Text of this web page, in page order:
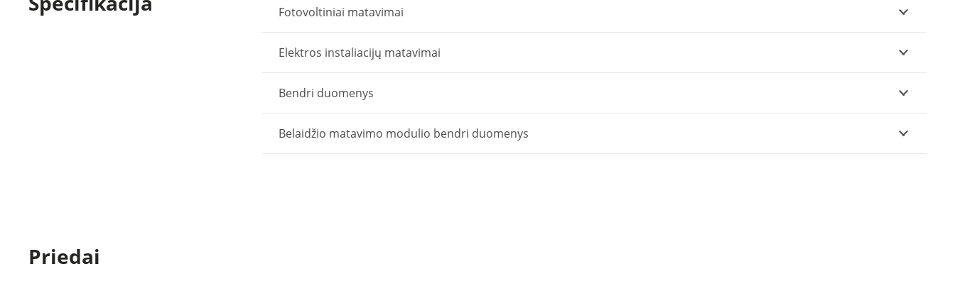
Fotovoltiniai matavimai
Elektros instaliacijų matavimai
Bendri duomenys
Belaidžio matavimo modulio bendri duomenys
Priedai